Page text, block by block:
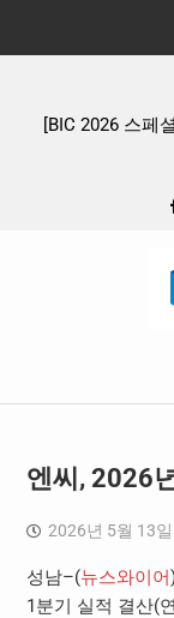
스티벌 출품 인디
엔씨, 2026
2026년 5월 13일
성남–(뉴스와이어
1분기 실적 결산(